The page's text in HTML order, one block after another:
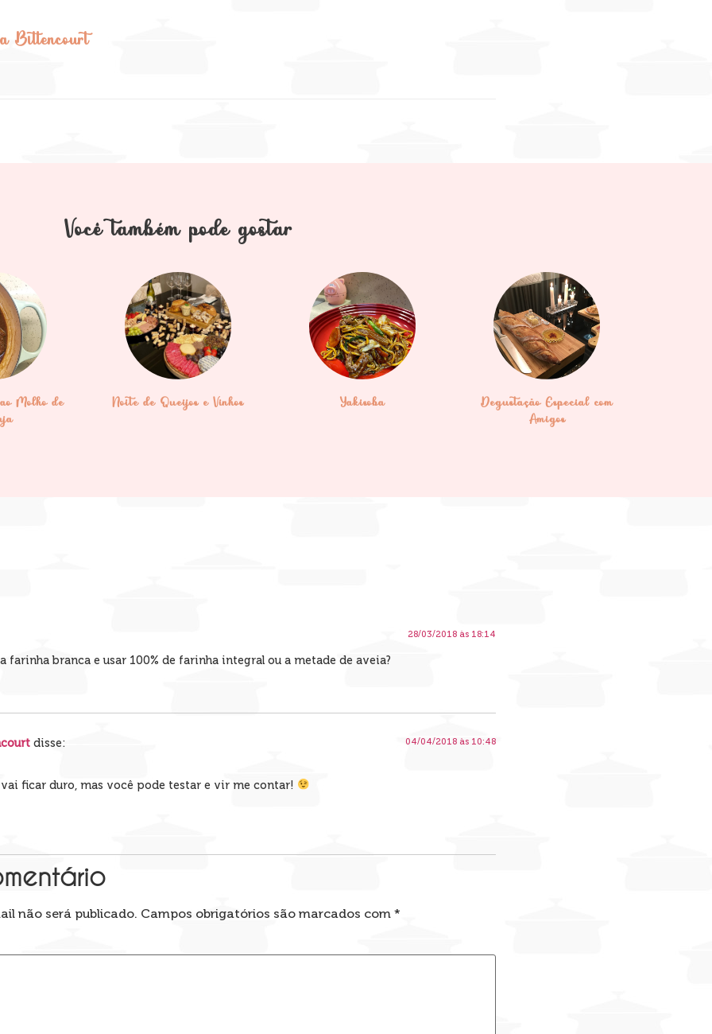
Bittencourt
Você também pode gostar
Molho de
Noite de Queijos e Vinhos Yakisoba
Degustação Especial com
Amigos
28/03/2018 às 18:14
farinha branca e usar 100% de farinha integral ou a metade de aveia?
disse: 04/04/2018 às 10:48
vai ficar duro, mas você pode testar e vir me contar!
não será publicado. Campos obrigatórios são marcados com *